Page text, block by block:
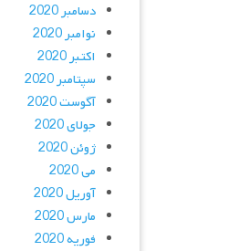
دسامبر 2020
نوامبر 2020
اکتبر 2020
سپتامبر 2020
آگوست 2020
جولای 2020
ژوئن 2020
می 2020
آوریل 2020
مارس 2020
فوریه 2020